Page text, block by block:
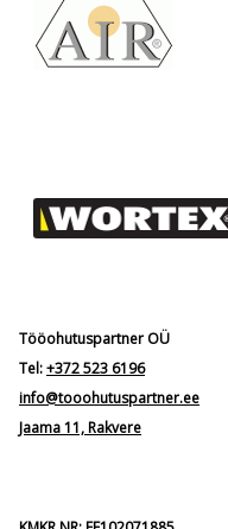
Tööohutuspartner OÜ
Tel:+372 523 6196
info@tooohutuspartner.ee
Jaama 11, Rakvere